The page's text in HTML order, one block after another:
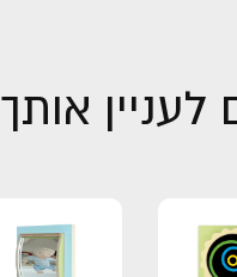
אותך